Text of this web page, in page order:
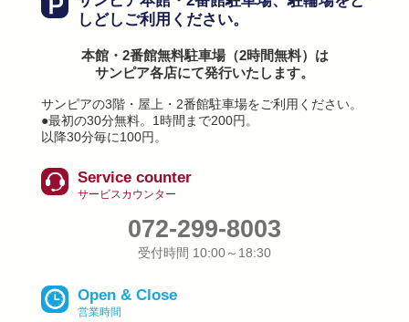
しどしご利用ください。
本館・2番館無料駐車場（2時間無料）は
サンピア各店にて発行いたします。
サンピアの3階・屋上・2番館駐車場をご利用ください。
●最初の30分無料。1時間まで200円。
以降30分毎に100円。
Service counter
サービスカウンター
072-299-8003
受付時間 10:00～18:30
Open & Close
営業時間